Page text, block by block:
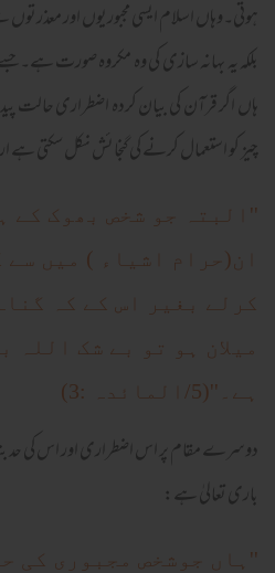
ہوتی۔وہاں اسلام ایسی مجبوریوں اور
بلکہ یہ بہانہ سازی کی وہ مکروہ صورت
ہاں اگر قرآن کی بیان کردہ اضطراری حالت
چیز کو استعمال کرنے کی گنجائش نکل سکتی
''البتہ جو شخص بھوک کے
ان(حرام اشیاء ) میں
کرلے بغیر اس کے کہ
میلان ہو تو بے شک اللہ
ہے۔''(5/المائدہ :3)
دوسرے مقام پر اس اضطراری اور اس کی حد
باری تعالیٰ ہے:
''ہاں جوشخص مجبوری کی